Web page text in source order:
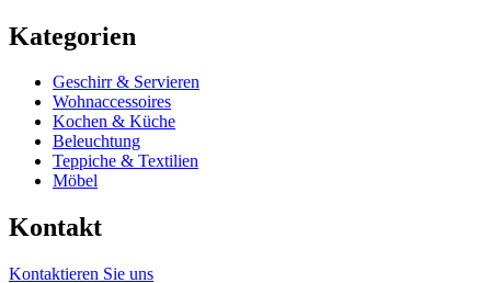
Kategorien
Geschirr & Servieren
Wohnaccessoires
Kochen & Küche
Beleuchtung
Teppiche & Textilien
Möbel
Kontakt
Kontaktieren Sie uns